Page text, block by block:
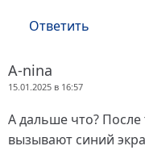
Ответить
A-nina
15.01.2025 в 16:57
А дальше что? После
вызывают синий